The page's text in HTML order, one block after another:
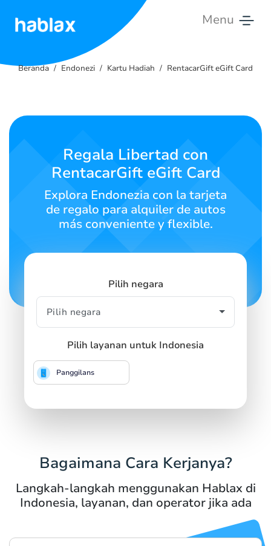
Menu
Tarif
Hubungi
Kami
Bahasa Indonesia
Beranda Endonezi Kartu Hadiah RentacarGift eGift Card
Regala Libertad con
RentacarGift eGift Card
Explora Endonezia con la tarjeta
de regalo para alquiler de autos
más conveniente y flexible.
Pilih negara
Pilih layanan untuk Indonesia
Panggilans
Bagaimana Cara Kerjanya?
Langkah-langkah menggunakan Hablax di
Indonesia, layanan, dan operator jika ada